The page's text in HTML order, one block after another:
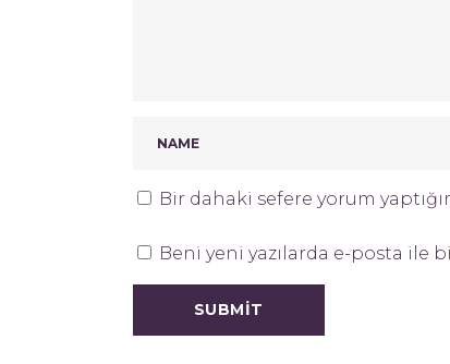
Bir dahaki sefere yorum
Beni yeni yazılarda e-posta ile